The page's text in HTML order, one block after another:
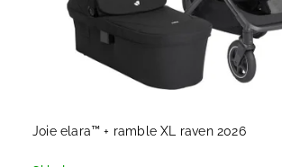
Joie elara™ + ramble XL raven 2026